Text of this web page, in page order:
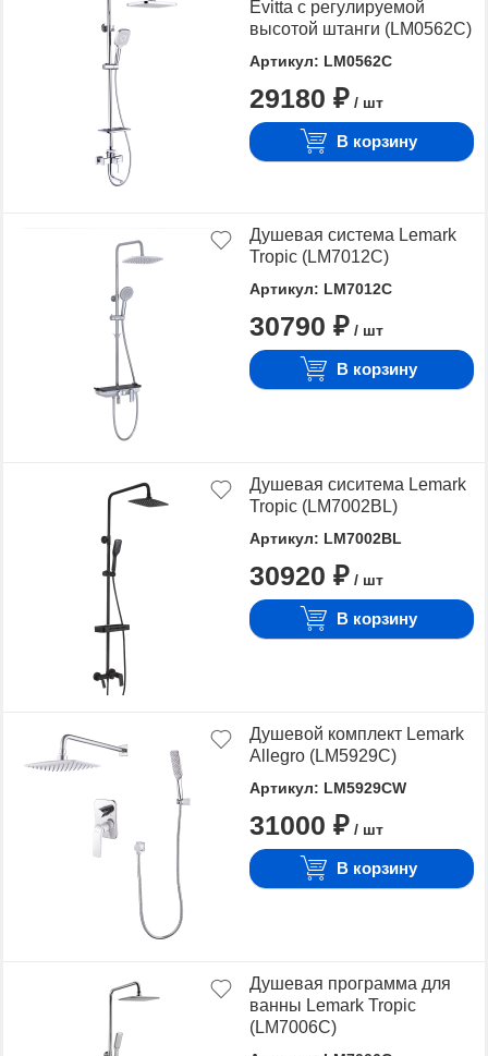
Evitta с регулируемой
высотой штанги (LM0562C)
Артикул: LM0562C
29180 ₽ / шт
В корзину
Душевая система Lemark
Tropic (LM7012C)
Артикул: LM7012C
30790 ₽ / шт
В корзину
Душевая сиситема Lemark
Tropic (LM7002BL)
Артикул: LM7002BL
30920 ₽ / шт
В корзину
Душевой комплект Lemark
Allegro (LM5929C)
Артикул: LM5929CW
31000 ₽ / шт
В корзину
Душевая программа для
ванны Lemark Tropic
(LM7006C)